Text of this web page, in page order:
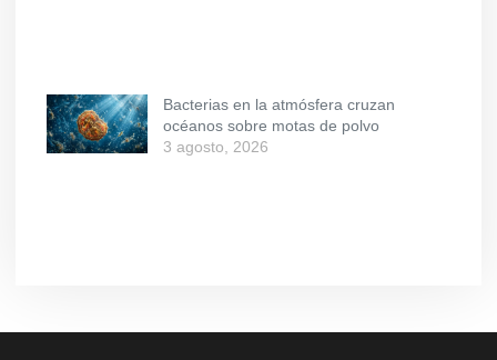
Bacterias en la atmósfera cruzan
océanos sobre motas de polvo
3 agosto, 2026